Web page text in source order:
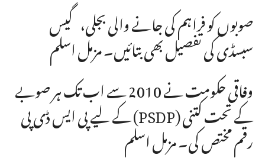
صوبوں کو فراہم کی جانے والی بجلی، گیس
سبسڈی کی تفصیل بھی بتائیں۔ مزمل اسلم
وفاقی حکومت نے 2010 سے اب تک ہر صوبے
کے لیے پی ایس ڈی پی (PSDP) کے تحت کتنی
رقم مختص کی۔ مزمل اسلم